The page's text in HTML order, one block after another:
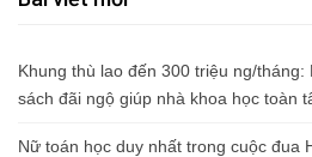
Khung thù lao đến 300 triệu ng/
sách đãi ngộ giúp nhà khoa học toàn
Nữ toán học duy nhất trong cuộc đua